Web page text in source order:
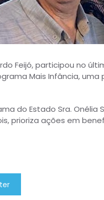
Feijó, participou no
Mais Infância,
do Estado Sra.
prioriza ações em